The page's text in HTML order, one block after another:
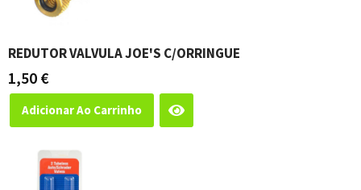
REDUTOR VALVULA JOE'S C/ORRINGUE
1,50 €
Adicionar Ao Carrinho